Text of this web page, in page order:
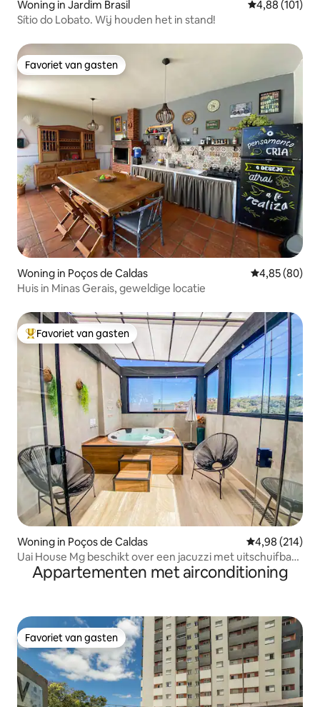
Woning in Jardim Brasil Gemiddelde
4,88 (101)
Sítio do Lobato. Wij houden het in stand!
Favoriet van gasten
Favoriet van gasten
Woning in Poços de Caldas Gemiddelde
4,85 (80)
Huis in Minas Gerais, geweldige locatie
Topfavoriet van gasten
Favoriet van gasten
Woning in Poços de Caldas Gemiddelde
4,98 (214)
Uai House Mg beschikt over een jacuzzi met uitschuifbaar
dakAppartementen met airconditioning
Favoriet van gasten
Favoriet van gasten